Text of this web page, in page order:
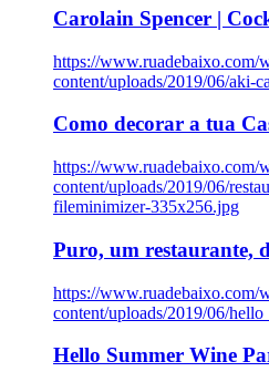
Carolain Spencer |
https://www.ruadebaixo.com/
content/uploads/2019/06/aki-
Como decorar a tua
https://www.ruadebaixo.com/
content/uploads/2019/06/
fileminimizer-335x256.jpg
Puro, um restaurante,
https://www.ruadebaixo.com/
content/uploads/2019/06/
Hello Summer Wine